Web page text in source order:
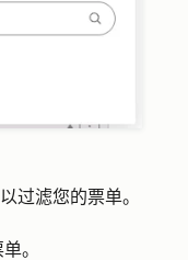
过滤您的票单。
。